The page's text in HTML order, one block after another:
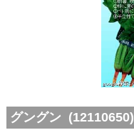
グングン (12110650)